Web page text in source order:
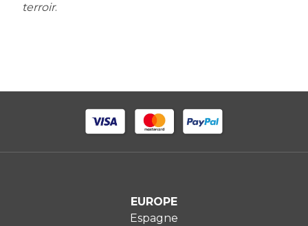
terroir.
EUROPE
Espagne